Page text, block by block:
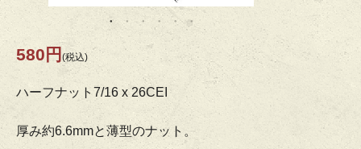
580円 (税込)
ハーフナット7/16 x 26CEI
厚み約6.6mmと薄型のナット。